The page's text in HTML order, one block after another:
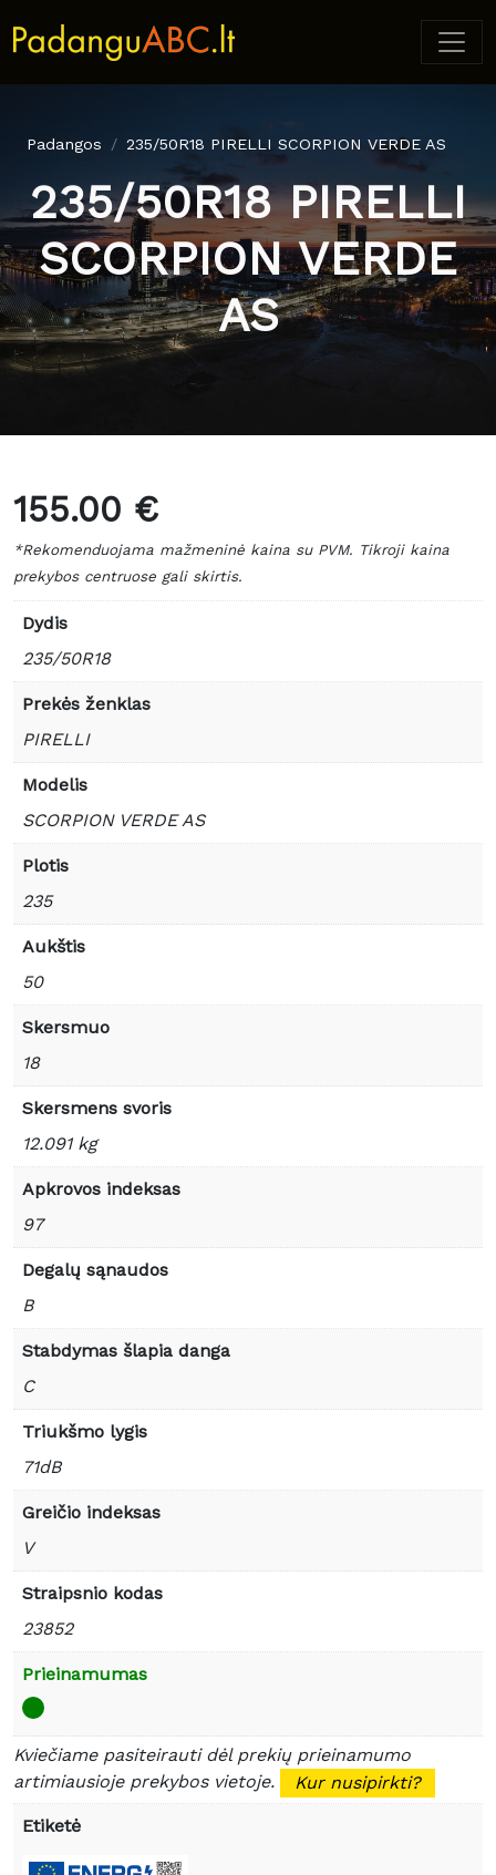
Padangos 235/50R18 PIRELLI SCORPION VERDE AS
235/50R18 PIRELLI
SCORPION VERDE
AS
155.00 €
*Rekomenduojama mažmeninė kaina su PVM. Tikroji kaina
prekybos centruose gali skirtis.
Dydis
235/50R18
Prekės ženklas
PIRELLI
Modelis
SCORPION VERDE AS
Plotis
235
Aukštis
50
Skersmuo
18
Skersmens svoris
12.091 kg
Apkrovos indeksas
97
Degalų sąnaudos
B
Stabdymas šlapia danga
C
Triukšmo lygis
71dB
Greičio indeksas
V
Straipsnio kodas
23852
Prieinamumas
Kviečiame pasiteirauti dėl prekių prieinamumo
artimiausioje prekybos vietoje.
Kur nusipirkti?
Etiketė